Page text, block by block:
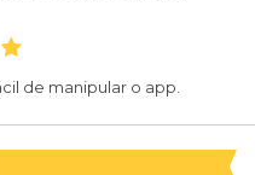
de manipular o app.